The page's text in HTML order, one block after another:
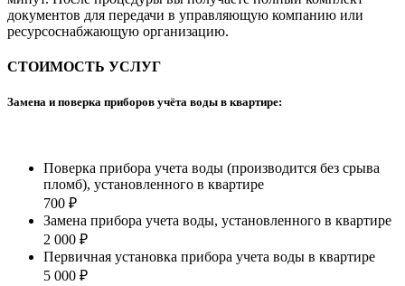
документов для передачи в управляющую компанию или
ресурсоснабжающую организацию.
СТОИМОСТЬ УСЛУГ
Замена и поверка приборов учёта воды в квартире:
Поверка прибора учета воды (производится без срыва
пломб), установленного в квартире
700 ₽
Замена прибора учета воды, установленного в квартире
2 000 ₽
Первичная установка прибора учета воды в квартире
5 000 ₽